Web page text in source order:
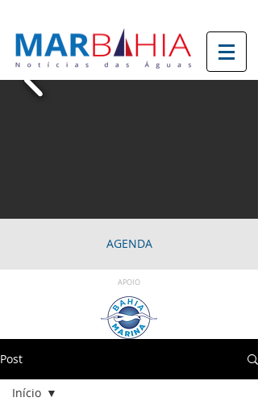
AGENDA
APOIO
Post
Início